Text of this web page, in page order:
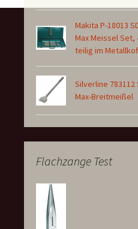
Makita P-18013
Max Meissel Set,
teilig im
Silverline 783112
Max-Breitmeißel
Flachzange Test